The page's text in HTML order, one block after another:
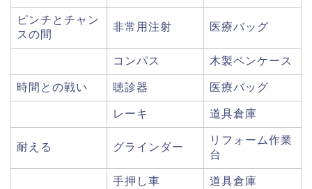
ピンチとチャン
スの間
非常用注射 医療バッグ
コンパス 木製ペンケース
時間との戦い 聴診器 医療バッグ
レーキ 道具倉庫
耐える グラインダー
リフォーム作業
台
手押し車 道具倉庫